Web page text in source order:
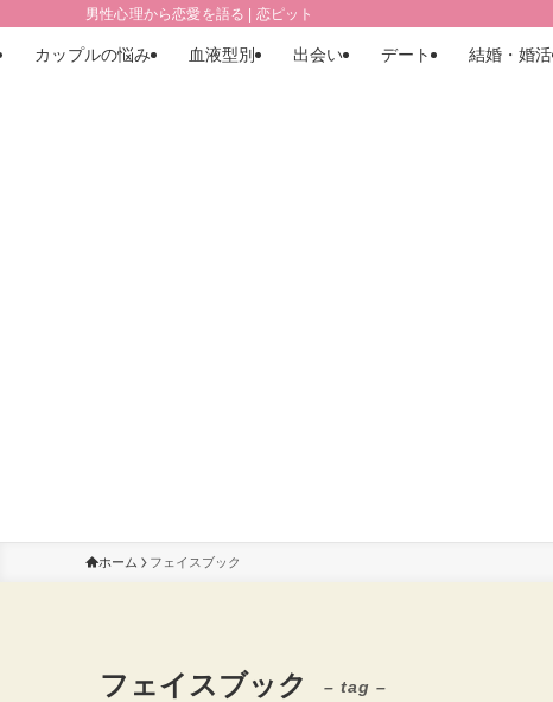
男性心理から恋愛を語る | 恋ピット
カップルの悩み 血液型別 出会い デート 結婚・婚活
ホーム フェイスブック
フェイスブック – tag –